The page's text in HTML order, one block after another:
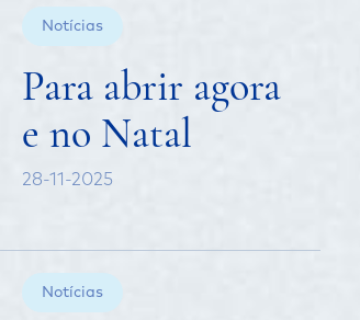
Notícias
Para abrir agora
e no Natal
28-11-2025
Notícias